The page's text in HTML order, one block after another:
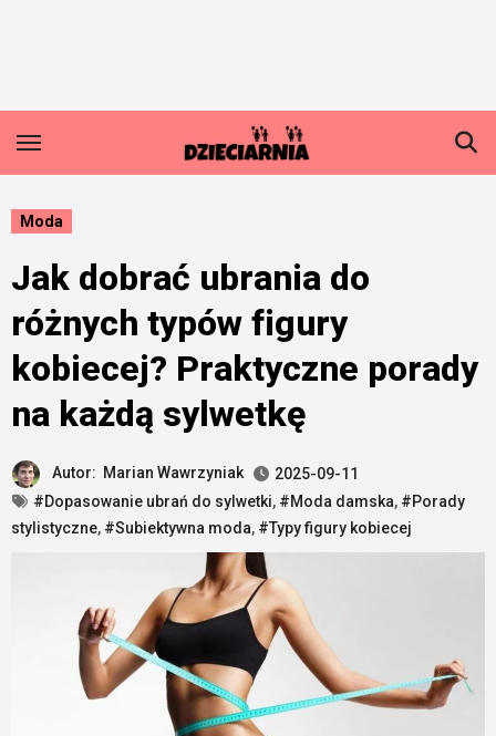
Moda
Jak dobrać ubrania do
różnych typów figury
kobiecej? Praktyczne porady
na każdą sylwetkę
Autor: Marian Wawrzyniak
2025-09-11
#Dopasowanie ubrań do sylwetki, #Moda damska, #Porady
stylistyczne, #Subiektywna moda, #Typy figury kobiecej